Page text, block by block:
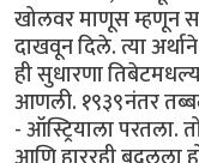
खोलवर माणूस म्हणून
दाखवून दिले. त्या
ही सुधारणा
आणली. १९३९नंतर
- ऑस्ट्रियाला परतला.